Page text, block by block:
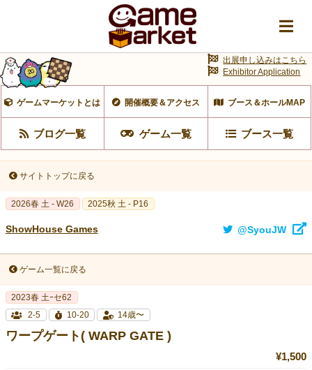
ゲームマーケットとは 開催概要＆アクセス ブース＆ホールMAP
ブログ一覧 ゲーム一覧 ブース一覧
出展申し込みはこちら
Exhibitor Application
サイトトップに戻る
2026春 土 - W26 2025秋 土 - P16
ShowHouse Games @SyouJW
ゲーム一覧に戻る
2023春 土ｰセ62
2-5
10-20 14歳〜
ワープゲート( WARP GATE )
¥1,500